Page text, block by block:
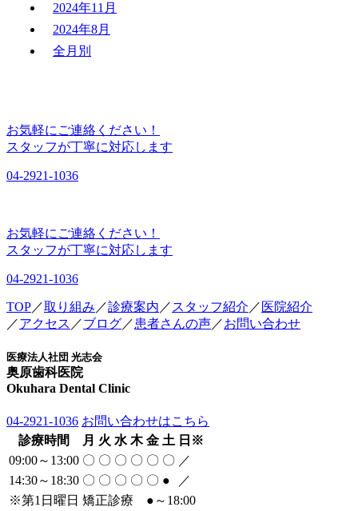
2024年11月
2024年8月
全月別
TOP／取り組み ／診療案内 ／ スタッフ紹介 ／ 医院紹介
／アクセス ／ブログ／患者さんの声／お問い合わせ
医療法人社団 光志会
奥原歯科医院
Okuhara Dental Clinic
04-2921-1036 お問い合わせはこちら
診療時間
月 火 水 木 金 土 日 ※
09:00～13:00 〇 〇 〇 〇 〇 〇 ／
14:30～18:30 〇 〇 〇 〇 〇 ●
／
※第1日曜日 矯正診療 ● ～18:00